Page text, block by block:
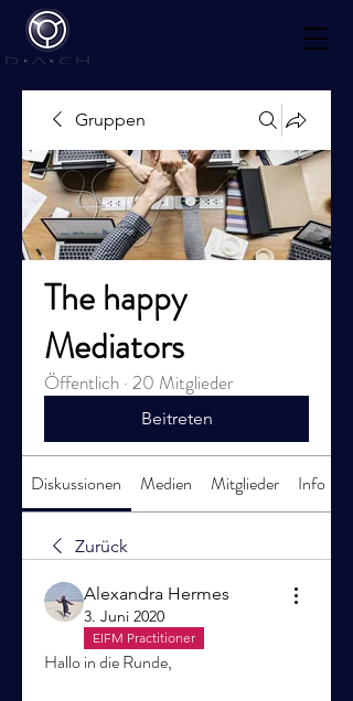
Gruppen
The happy
Mediators
Öffentlich · 20 Mitglieder
Beitreten
Diskussionen Medien Mitglieder Info
Zurück
Alexandra Hermes
3. Juni 2020
EIFM Practitioner
Hallo in die Runde,